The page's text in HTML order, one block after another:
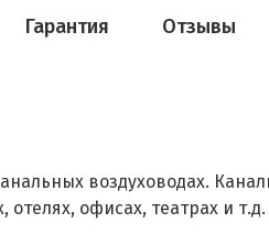
Гарантия Отзывы
воздуховодах.
офисах, театрах и